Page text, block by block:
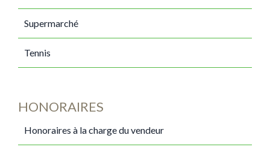
Supermarché
Tennis
HONORAIRES
Honoraires à la charge du vendeur